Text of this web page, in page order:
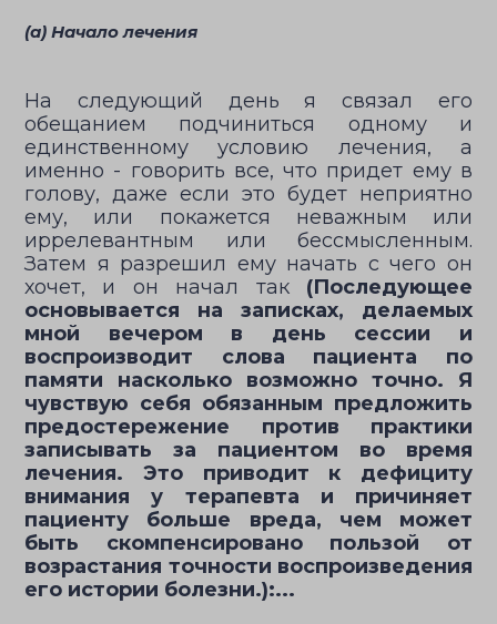
(а) Начало лечения
На следующий день я связал его
обещанием подчиниться одному и
единственному условию лечения, а
именно - говорить все, что придет ему в
голову, даже если это будет неприятно
ему, или покажется неважным или
иррелевантным или бессмысленным.
Затем я разрешил ему начать с чего он
хочет, и он начал так (Последующее
основывается на записках, делаемых
мной вечером в день сессии и
воспроизводит слова пациента по
памяти насколько возможно точно. Я
чувствую себя обязанным предложить
предостережение против практики
записывать за пациентом во время
лечения. Это приводит к дефициту
внимания у терапевта и причиняет
пациенту больше вреда, чем может
быть скомпенсировано пользой от
возрастания точности воспроизведения
его истории болезни.):...